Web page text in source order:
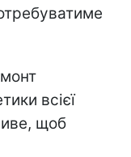
всієї
щоб